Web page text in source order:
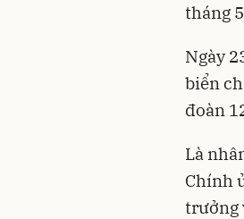
tháng
Ngày
biển
đoàn
Là
Chính
trưởng